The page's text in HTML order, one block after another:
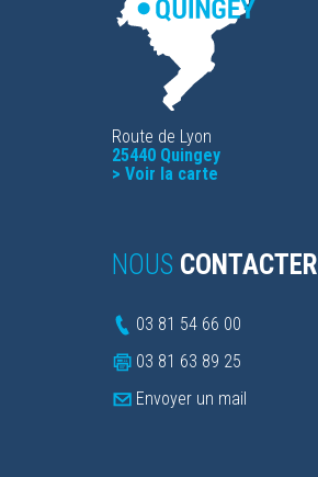
Route de Lyon
25440 Quingey
> Voir la carte
NOUS CONTACTER
03 81 54 66 00
03 81 63 89 25
Envoyer un mail